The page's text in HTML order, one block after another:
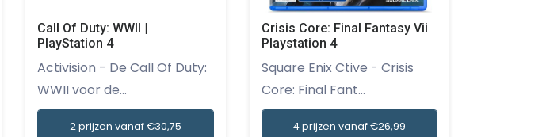
Call Of Duty: WWII |
PlayStation 4
Activision - De Call Of Duty:
WWII voor de...
2 prijzen vanaf €30,75
Crisis Core: Final Fantasy Vii
Playstation 4
Square Enix Ctive - Crisis
Core: Final Fant...
4 prijzen vanaf €26,99